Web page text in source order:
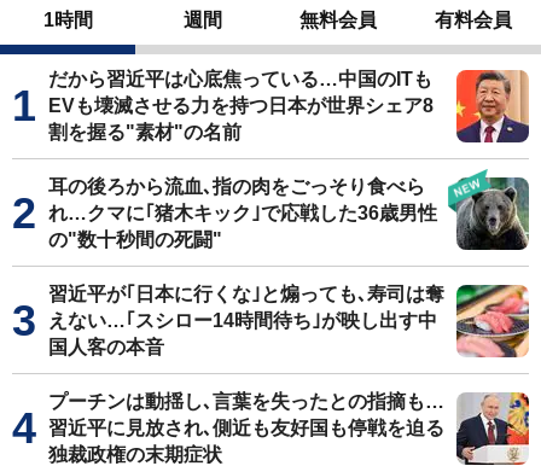
1時間 週間 無料会員 有料会員
だから習近平は心底焦っている…中国のITも
EVも壊滅させる力を持つ日本が世界シェア8
割を握る"素材"の名前
耳の後ろから流血､指の肉をごっそり食べら
れ…クマに｢猪木キック｣で応戦した36歳男性
の"数十秒間の死闘"
習近平が｢日本に行くな｣と煽っても､寿司は奪
えない…｢スシロー14時間待ち｣が映し出す中
国人客の本音
プーチンは動揺し､言葉を失ったとの指摘も…
習近平に見放され､側近も友好国も停戦を迫る
独裁政権の末期症状